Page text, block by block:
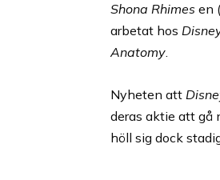
Shona Rhimes en
arbetat hos
Anatomy.
Nyheten att
deras aktie att gå
höll sig dock